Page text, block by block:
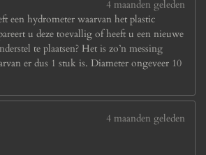
4 maanden geleden
een hydrometer waarvan het plastic
u deze toevallig of heeft u een nieuwe
te plaatsen? Het is zo’n messing
er dus 1 stuk is. Diameter ongeveer 10
4 maanden geleden